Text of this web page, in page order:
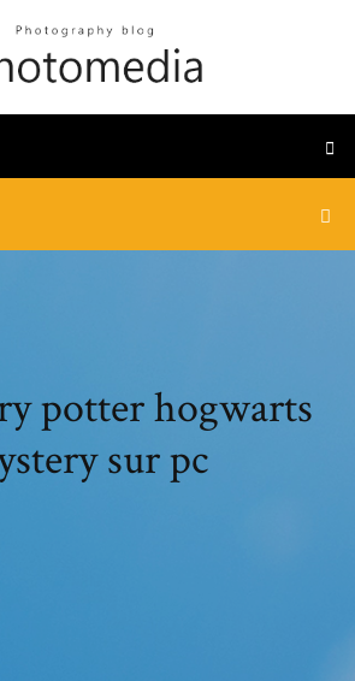
potter hogwarts
sur pc